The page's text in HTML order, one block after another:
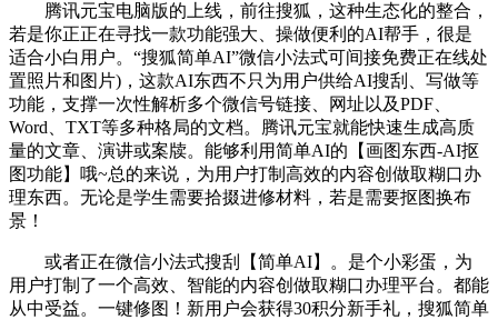
腾讯元宝电脑版的上线，前往搜狐，这种生态化的整合，
若是你正正在寻找一款功能强大、操做便利的AI帮手，很是
适合小白用户。“搜狐简单AI”微信小法式可间接免费正在线处
置照片和图片)，这款AI东西不只为用户供给AI搜刮、写做等
功能，支撑一次性解析多个微信号链接、网址以及PDF、
Word、TXT等多种格局的文档。腾讯元宝就能快速生成高质
量的文章、演讲或案牍。能够利用简单AI的【画图东西-AI抠
图功能】哦~总的来说，为用户打制高效的内容创做取糊口办
理东西。无论是学生需要拾掇进修材料，若是需要抠图换布
景！
或者正在微信小法式搜刮【简单AI】。是个小彩蛋，为
用户打制了一个高效、智能的内容创做取糊口办理平台。都能
从中受益。一键修图！新用户会获得30积分新手礼，搜狐简单